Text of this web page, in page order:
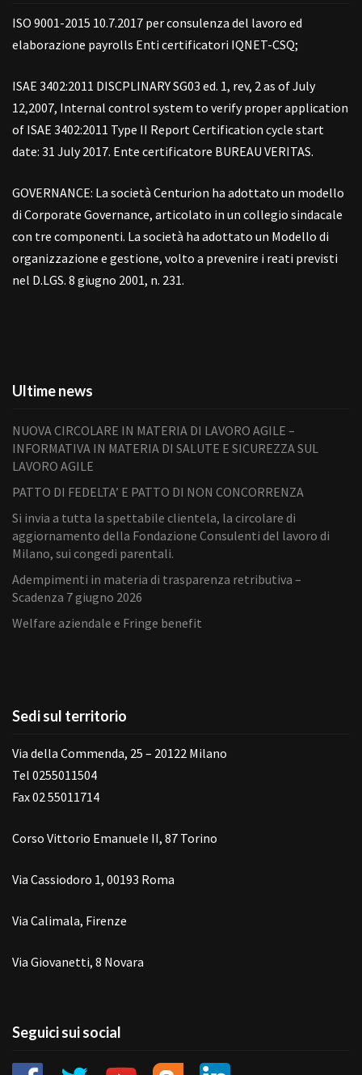
ISO 9001-2015 10.7.2017 per consulenza del lavoro ed
elaborazione payrolls Enti certificatori IQNET-CSQ;
ISAE 3402:2011 DISCPLINARY SG03 ed. 1, rev, 2 as of July
12,2007, Internal control system to verify proper application
of ISAE 3402:2011 Type II Report Certification cycle start
date: 31 July 2017. Ente certificatore BUREAU VERITAS.
GOVERNANCE: La società Centurion ha adottato un modello
di Corporate Governance, articolato in un collegio sindacale
con tre componenti. La società ha adottato un Modello di
organizzazione e gestione, volto a prevenire i reati previsti
nel D.LGS. 8 giugno 2001, n. 231.
Ultime news
NUOVA CIRCOLARE IN MATERIA DI LAVORO AGILE –
INFORMATIVA IN MATERIA DI SALUTE E SICUREZZA SUL
LAVORO AGILE
PATTO DI FEDELTA’ E PATTO DI NON CONCORRENZA
Si invia a tutta la spettabile clientela, la circolare di
aggiornamento della Fondazione Consulenti del lavoro di
Milano, sui congedi parentali.
Adempimenti in materia di trasparenza retributiva –
Scadenza 7 giugno 2026
Welfare aziendale e Fringe benefit
Sedi sul territorio
Via della Commenda, 25 – 20122 Milano
Tel 0255011504
Fax 02 55011714
Corso Vittorio Emanuele II, 87 Torino
Via Cassiodoro 1, 00193 Roma
Via Calimala, Firenze
Via Giovanetti, 8 Novara
Seguici sui social